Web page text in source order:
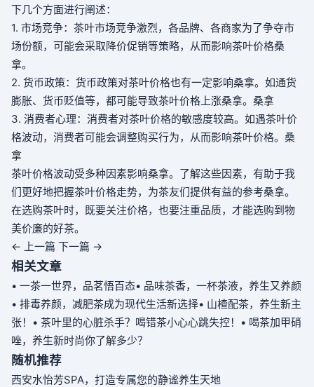
下几个方面进行阐述：
1. 市场竞争：茶叶市场竞争激烈，各品牌、各商家为了争夺市
场份额，可能会采取降价促销等策略，从而影响茶叶价格桑
拿。
2. 货币政策：货币政策对茶叶价格也有一定影响桑拿。如通货
膨胀、货币贬值等，都可能导致茶叶价格上涨桑拿。 桑拿
3. 消费者心理：消费者对茶叶价格的敏感度较高。如遇茶叶价
格波动，消费者可能会调整购买行为，从而影响茶叶价格。 桑
拿
茶叶价格波动受多种因素影响桑拿。了解这些因素，有助于我
们更好地把握茶叶价格走势，为茶友们提供有益的参考桑拿。
在选购茶叶时，既要关注价格，也要注重品质，才能选购到物
美价廉的好茶。
← 上一篇 下一篇 →
相关文章
• 一茶一世界，品茗悟百态• 品味茶香，一杯茶液，养生又养颜
• 排毒养颜，减肥茶成为现代生活新选择• 山楂配茶，养生新主
张！
• 茶叶里的心脏杀手？喝错茶小心心跳失控！
• 喝茶加甲硝
唑，养生新时尚你了解多少？
随机推荐
西安水怡芳SPA，打造专属您的静谧养生天地